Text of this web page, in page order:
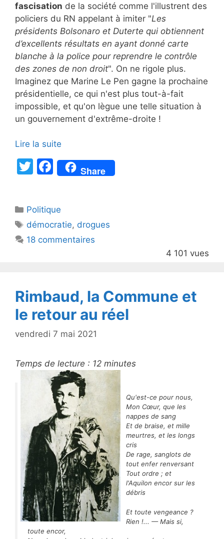
fascisation de la société comme l'illustrent des
policiers du RN appelant à imiter "Les
présidents Bolsonaro et Duterte qui obtiennent
d’excellents résultats en ayant donné carte
blanche à la police pour reprendre le contrôle
des zones de non droit". On ne rigole plus.
Imaginez que Marine Le Pen gagne la prochaine
présidentielle, ce qui n'est plus tout-à-fait
impossible, et qu'on lègue une telle situation à
un gouvernement d'extrême-droite !
Lire la suite
T
er
F
a
e
b
o
Share
Catégories
Politique
Étiquettes
démocratie, drogues
18 commentaires
4 101 vues
Rimbaud, la Commune et
le retour au réel
vendredi 7 mai 2021
Temps de lecture : 12 minutes
Qu'est-ce pour nous,
Mon Cœur, que les
nappes de sang
Et de braise, et mille
meurtres, et les longs
cris
De rage, sanglots de
tout enfer renversant
Tout ordre ; et
l'Aquilon encor sur les
débris
Et toute vengeance ?
Rien !... — Mais si,
toute encor,